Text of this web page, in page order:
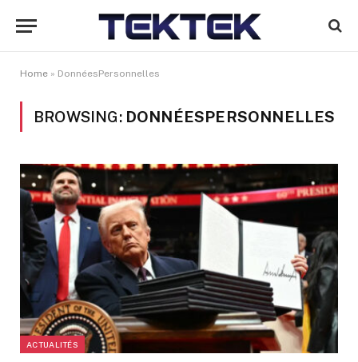
Home » DonnéesPersonnelles
BROWSING: DONNÉESPERSONNELLES
ACTUALITÉS